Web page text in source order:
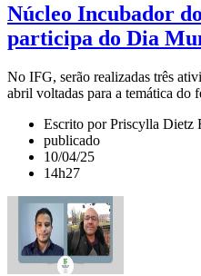
Núcleo Incubador
participa do Dia
No IFG, serão realizadas três
abril voltadas para a temática do
Escrito por Priscylla Dietz
publicado
10/04/25
14h27